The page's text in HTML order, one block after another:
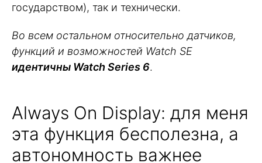
государством), так и технически.
Во всем остальном относительно датчиков,
функций и возможностей Watch SE
идентичны Watch Series 6.
Always On Display: для меня
эта функция бесполезна, а
автономность важнее